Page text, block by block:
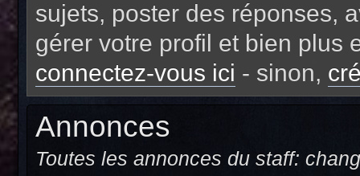
sujets, poster des réponses,
gérer votre profil et bien plus
connectez-vous ici - sinon,
Annonces
Toutes les annonces du staff: